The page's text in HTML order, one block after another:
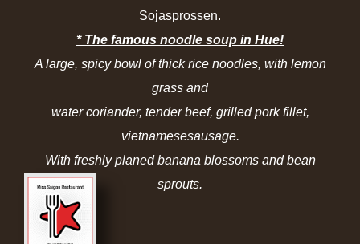
Sojasprossen.
* The famous noodle soup in Hue!
A large, spicy bowl of thick rice noodles, with lemon
grass and
water coriander, tender beef, grilled pork fillet,
vietnamesesausage.
With freshlyplaned banana blossoms and bean
sprouts.